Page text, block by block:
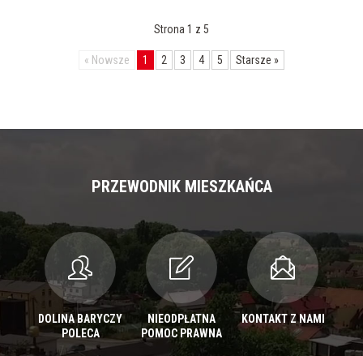
Strona 1 z 5
« Nowsze 1 2 3 4 5 Starsze »
PRZEWODNIK MIESZKAŃCA
DOLINA BARYCZY
POLECA
NIEODPŁATNA
POMOC PRAWNA
KONTAKT Z NAMI